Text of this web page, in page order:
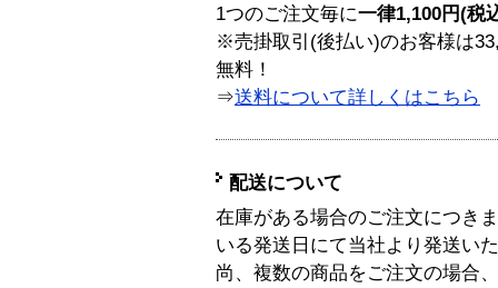
1つのご注文毎に一律1,100円(税
※売掛取引(後払い)のお客様は
無料！
⇒送料について詳しくはこちら
配送について
在庫がある場合のご注文につき
いる発送日にて当社より発送い
尚、複数の商品をご注文の場合